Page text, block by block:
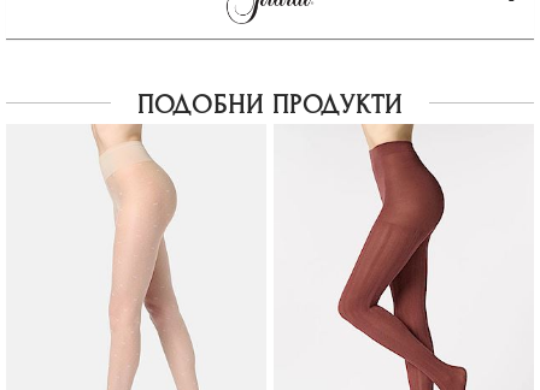
ПОДОБНИ ПРОДУКТИ